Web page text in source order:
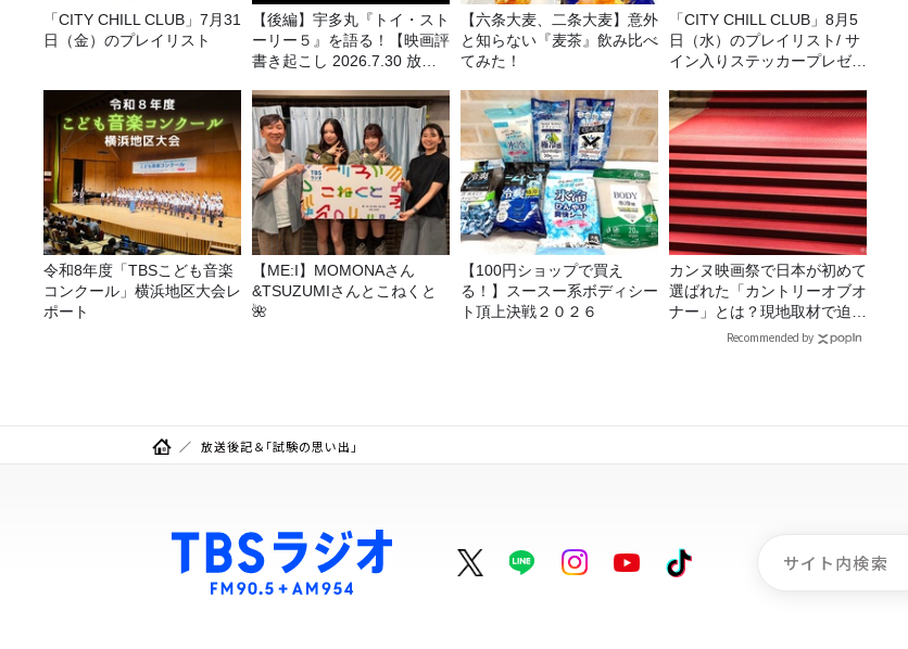
「CITY CHILL CLUB」7月31
日（金）のプレイリスト
【後編】宇多丸『トイ・スト
ーリー５』を語る！【映画評
書き起こし 2026.7.30 放
【六条大麦、二条大麦】意外
と知らない『麦茶』飲み比べ
てみた！
「CITY CHILL CLUB」8月5
日（水）のプレイリスト/ サ
イン入りステッカープレゼン
令和8年度「TBSこども音楽
コンクール」横浜地区大会レ
ポート
【ME:I】MOMONAさん
&TSUZUMIさんとこねくと
🌺
【100円ショップで買え
る！】スースー系ボディシー
ト頂上決戦２０２６
カンヌ映画祭で日本が初めて
選ばれた「カントリーオブオ
ナー」とは？現地取材で迫る
選出の意味Recommended by
放送後記＆「試験の思い出」